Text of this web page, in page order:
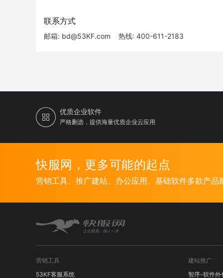
联系方式
邮箱: bd@53KF.com 热线: 400-611-2183
优质企业软件
严格删选，提供海量优质企业云应用
快服网，更多可能的起点
营销工具、推广建站、办公应用、基础软件多款产品
营销工具
53KF客服系统
建站推广
智序-软件外